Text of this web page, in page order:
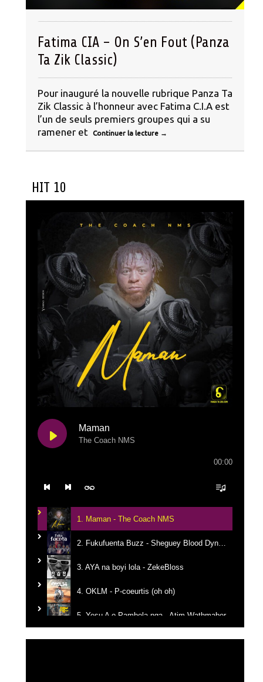
Fatima CIA – On S’en Fout (Panza
Ta Zik Classic)
Pour inauguré la nouvelle rubrique Panza Ta
Zik Classic à l’honneur avec Fatima C.I.A est
l’un de seuls premiers groupes qui a su
ramener et
Continuer la lecture →
HIT 10
Maman
The Coach NMS
00:00
1. Maman - The Coach NMS
3. AYA na boyi lola - ZekeBloss
4. OKLM - P-coeurtis (oh oh)
5. Yesu A o Pambola nga - Atim Wathmaber
6. Tikanga na yemba - Candy Mulamba